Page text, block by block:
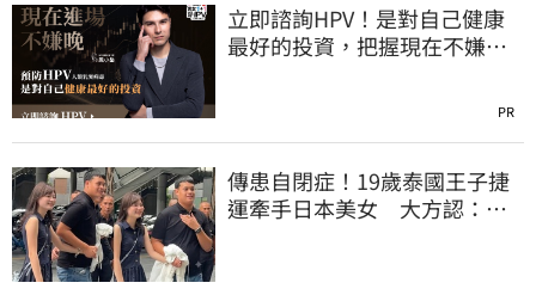
立即諮詢HPV！是對自己健康
最好的投資，把握現在不嫌
PR
傳患自閉症！19歲泰國王子捷
運牽手日本美女 大方認：